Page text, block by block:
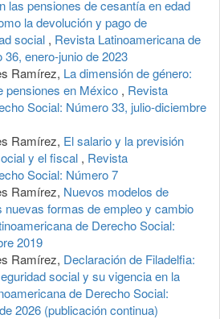
las pensiones de cesantía en edad
la devolución y pago de
social , Revista Latinoamericana de
enero-junio de 2023
Ramírez, La dimensión de género:
pensiones en México , Revista
Social: Número 33, julio-diciembre
Ramírez, El salario y la previsión
y el fiscal , Revista
Social: Número 7
Ramírez, Nuevos modelos de
nuevas formas de empleo y cambio
de Derecho Social:
2019
Ramírez, Declaración de Filadelfia:
social y su vigencia en la
de Derecho Social:
2026 (publicación continua)